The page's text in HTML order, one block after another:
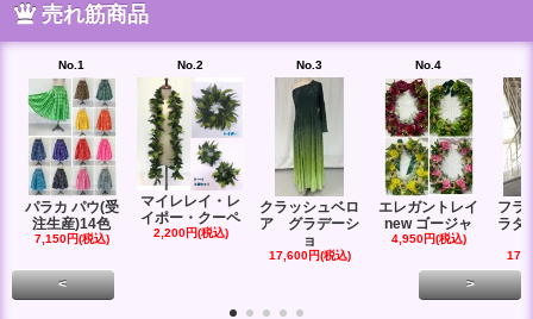
売れ筋商品
No.1
パラカ パウ(受
注生産)14色
7,150円(税込)
No.2
マイレレイ・レ
イポー・クーペ
2,200円(税込)
No.3
クラッシュベロ
ア グラデーシ
ョ
17,600円(税込)
No.4
エレガントレイ
new ゴージャ
4,950円(税込)
フラ
ラ
< >